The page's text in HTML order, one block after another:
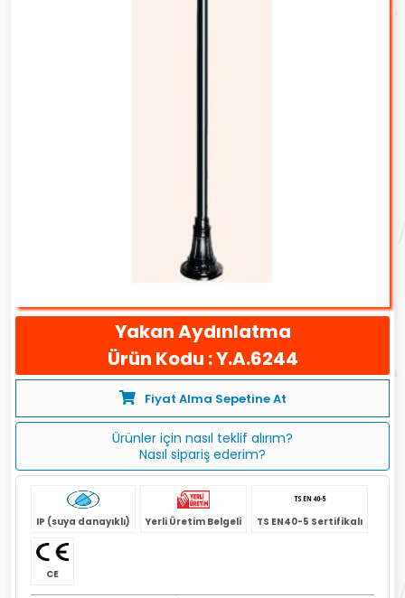
Yakan Aydınlatma
Ürün Kodu : Y.A.6244
Fiyat Alma Sepetine At
Ürünler için nasıl teklif alırım?
Nasıl sipariş ederim?
IP (suya danayıklı) Yerli Üretim Belgeli TS EN40-5 Sertifikalı
CE